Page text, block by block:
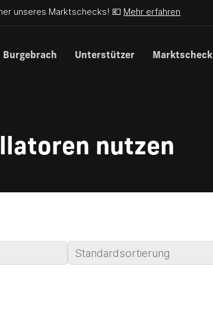
unseres Marktschecks! 💶 Mehr erfahren
Burgebrach Unterstützer Marktscheck
nutzen